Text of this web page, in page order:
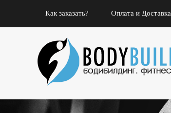
Как заказать? Оплата и Доставка